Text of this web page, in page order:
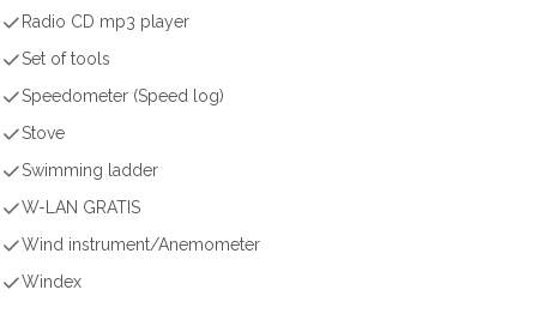
Radio CD mp3 player
Set of tools
Speedometer (Speed log)
Stove
Swimming ladder
W-LAN GRATIS
Wind instrument/Anemometer
Windex